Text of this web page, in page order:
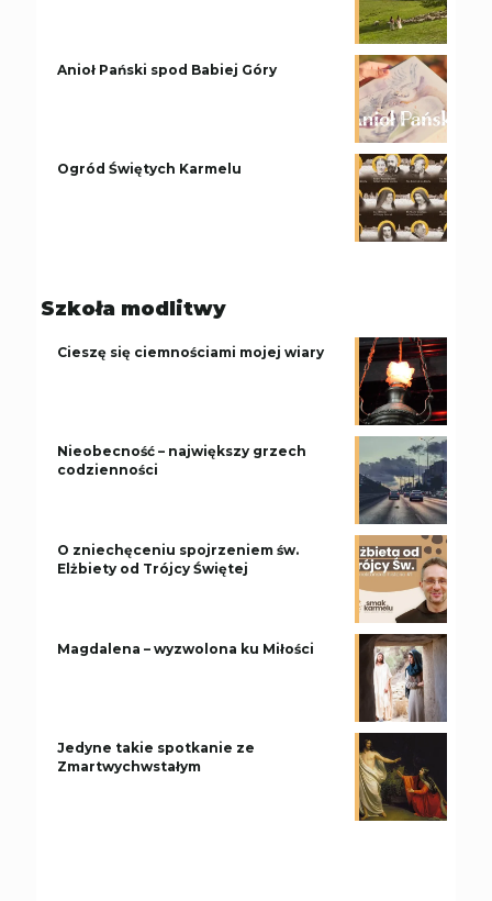
Anioł Pański spod Babiej Góry
Ogród Świętych Karmelu
Szkoła modlitwy
Cieszę się ciemnościami mojej wiary
Nieobecność – największy grzech
codzienności
O zniechęceniu spojrzeniem św.
Elżbiety od Trójcy Świętej
Magdalena – wyzwolona ku Miłości
Jedyne takie spotkanie ze
Zmartwychwstałym